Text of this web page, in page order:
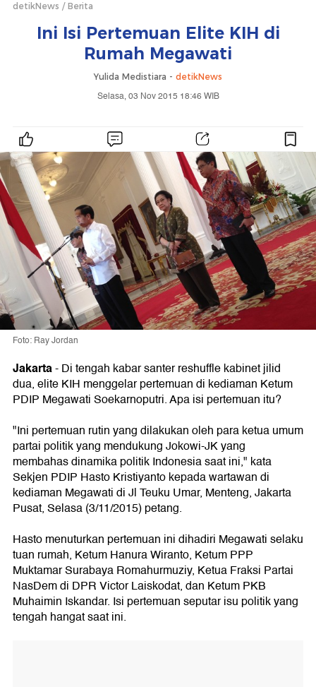
detikNews Berita
Ini Isi Pertemuan Elite KIH di
Rumah Megawati
Yulida Medistiara - detikNews
Selasa, 03 Nov 2015 18:46 WIB
Foto: Ray Jordan
Jakarta-Di tengah kabar santer reshuffle kabinet jilid
dua, elite KIH menggelar pertemuan di kediaman Ketum
PDIP Megawati Soekarnoputri. Apa isi pertemuan itu?
"Ini pertemuan rutin yang dilakukan oleh para ketua umum
partai politik yang mendukung Jokowi-JK yang
membahas dinamika politik Indonesia saat ini," kata
Sekjen PDIP Hasto Kristiyanto kepada wartawan di
kediaman Megawati di Jl Teuku Umar, Menteng, Jakarta
Pusat, Selasa (3/11/2015) petang.
Hasto menuturkan pertemuan ini dihadiri Megawati selaku
tuan rumah, Ketum Hanura Wiranto, Ketum PPP
Muktamar Surabaya Romahurmuziy, Ketua Fraksi Partai
NasDem di DPR Victor Laiskodat, dan Ketum PKB
Muhaimin Iskandar. Isi pertemuan seputar isu politik yang
tengah hangat saat ini.